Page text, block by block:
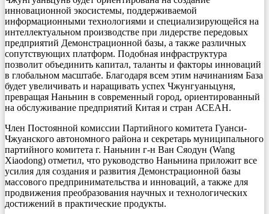
инновационной экосистемы, поддерживаемой
информационными технологиями и специализирующейся на
интеллектуальном производстве при лидерстве передовых
предприятий Демонстрационной базы, а также различных
сопутствующих платформ. Подобная инфраструктура
позволит объединить капитал, таланты и факторы инноваций
в глобальном масштабе. Благодаря всем этим начинаниям База
будет увеличивать и наращивать успех Чжунгуаньцуня,
превращая Наньнин в современный город, ориентированный
на обслуживание предприятий Китая и стран АСЕАН.
Член Постоянной комиссии Партийного комитета Гуанси-
Чжуанского автономного района и секретарь муниципального
партийного комитета г. Наньнин г-н Ван Сяодун (Wang
Xiaodong) отметил, что руководство Наньнина приложит все
усилия для создания и развития Демонстрационной базы
массового предпринимательства и инноваций, а также для
продвижения преобразования научных и технологических
достижений в практические продукты.